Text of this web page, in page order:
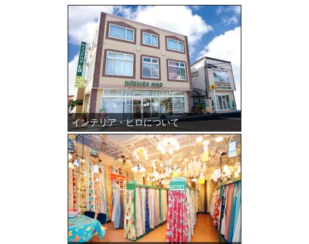
インテリア・ヒロについて